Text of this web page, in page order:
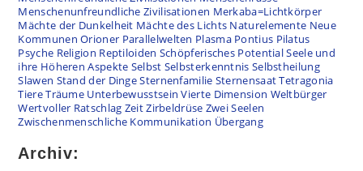
Menschenunfreundliche Zivilisationen Merkaba=Lichtkörper
Mächte der Dunkelheit Mächte des Lichts Naturelemente Neue
Kommunen Orioner Parallelwelten Plasma Pontius Pilatus
Psyche Religion Reptiloiden Schöpferisches PotentialSeele und
ihre Höheren Aspekte Selbst Selbsterkenntnis Selbstheilung
Slawen Stand der DingeSternenfamilie SternensaatTetragonia
TiereTräume Unterbewusstsein Vierte Dimension Weltbürger
Wertvoller Ratschlag ZeitZirbeldrüse Zwei Seelen
Zwischenmenschliche Kommunikation Übergang
Archiv: